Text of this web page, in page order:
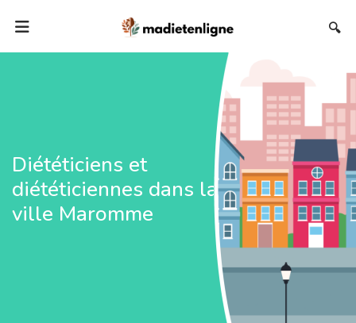
🔍
Diététiciens et
diététiciennes dans la
ville Maromme